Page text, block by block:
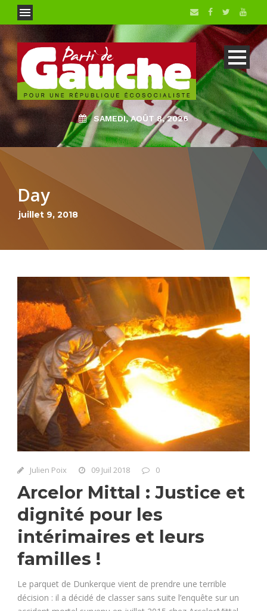
SAMEDI, AOÛT 8, 2026
Day
juillet 9, 2018
Julien Poix 09 Juil 2018 0
Arcelor Mittal : Justice et
dignité pour les
intérimaires et leurs
familles !
Le parquet de Dunkerque vient de prendre une terrible
décision : il a décidé de classer sans suite l’enquête sur un